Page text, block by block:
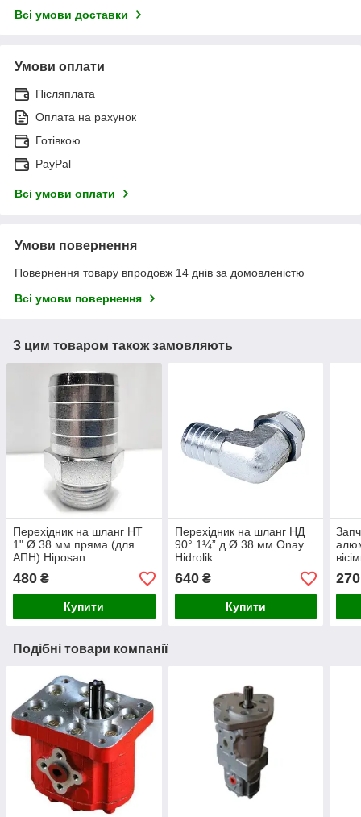
Всі умови доставки
Умови оплати
Післяплата
Оплата на рахунок
Готівкою
PayPal
Всі умови оплати
Умови повернення
Повернення товару впродовж 14 днів за домовленістю
Всі умови повернення
З цим товаром також замовляють
Перехідник на шланг НТ
1" Ø 38 мм пряма (для
АПН) Hiposan
480 ₴
Купити
Перехідник на шланг НД
90° 1¼” д Ø 38 мм Onay
Hidrolik
640₴
Купити
270
Подібні товари компанії